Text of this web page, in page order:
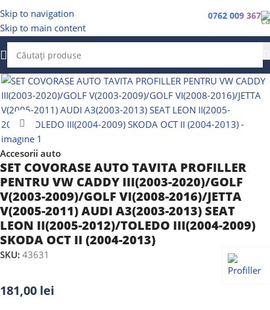
Skip to navigation
Skip to main content
0762 009 367
Faceți clic pentru a mări
Accesorii auto
SET COVORASE AUTO TAVITA PROFILLER
PENTRU VW CADDY III(2003-2020)/GOLF
V(2003-2009)/GOLF VI(2008-2016)/JETTA
V(2005-2011) AUDI A3(2003-2013) SEAT
LEON II(2005-2012)/TOLEDO III(2004-2009)
SKODA OCT II (2004-2013)
SKU: 43631
181,00 lei